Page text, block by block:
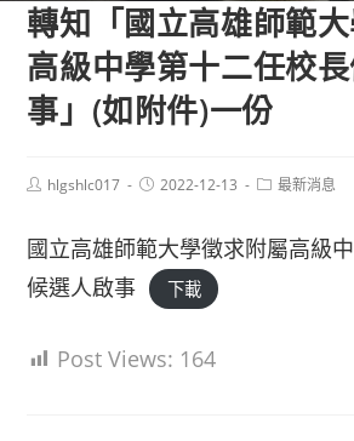
轉知「國立高雄師範
高級中學第十二任校
事」(如附件)一份
Posthlgshlc017
Post2022-12-13
Post最新消息
國立高雄師範大學徵求附屬高級
候選人啟事
下載
Post Views: 164